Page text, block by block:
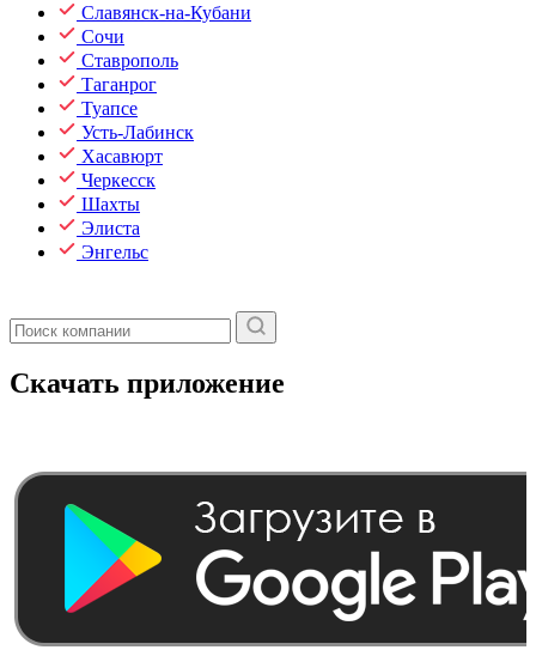
Славянск-на-Кубани
Сочи
Ставрополь
Таганрог
Туапсе
Усть-Лабинск
Хасавюрт
Черкесск
Шахты
Элиста
Энгельс
Скачать приложение